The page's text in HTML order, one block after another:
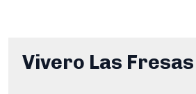
Vivero Las Fresas